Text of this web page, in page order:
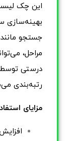
این چک
بهینه‌سازی
جستجو
مراحل،
درستی توسط
رتبه‌بندی
مزایای